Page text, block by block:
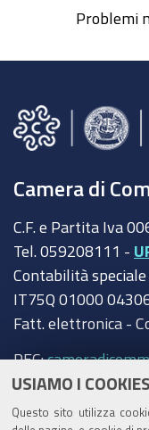
USIAMO I COOKIES
Questo sito utilizza
Problemi
Camera di
C.F. e Partita Iva
Tel. 059208111 -
Contabilità speciale
IT75Q 01000
Fatt. elettronica -
PEC:
Trasparenza